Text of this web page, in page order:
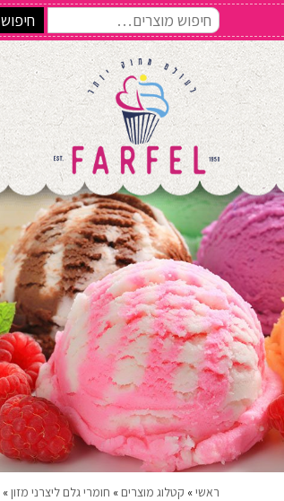
חיפוש
ראשי» קטלוג מוצרים » חומרי גלם ליצרני מזון»